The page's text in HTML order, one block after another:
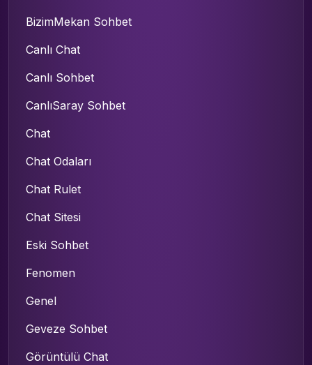
BizimMekan Sohbet
Canlı Chat
Canlı Sohbet
CanlıSaray Sohbet
Chat
Chat Odaları
Chat Rulet
Chat Sitesi
Eski Sohbet
Fenomen
Genel
Geveze Sohbet
Görüntülü Chat